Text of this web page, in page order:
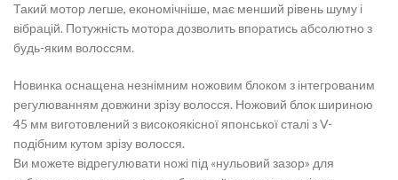
Такий мотор легше, економічніше, має менший рівень шуму і
вібрацій. Потужність мотора дозволить впоратись абсолютно з
будь-яким волоссям.
Новинка оснащена незнімним ножовим блоком з інтегрованим
регулюванням довжини зрізу волосся. Ножовий блок шириною
45 мм виготовлений з високоякісної японської сталі з V-
подібним кутом зрізу волосся.
Ви можете відрегулювати ножі під «нульовий зазор» для